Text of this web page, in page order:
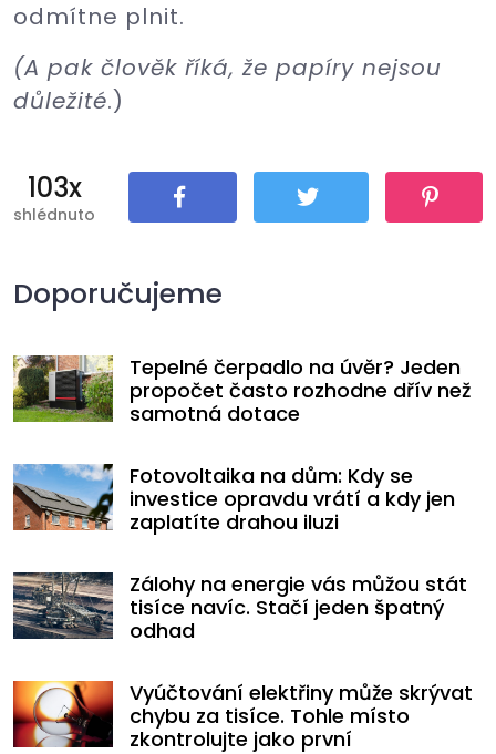
odmítne plnit.
(A pak člověk říká, že papíry nejsou
důležité.)
103x
shlédnuto
Doporučujeme
Tepelné čerpadlo na úvěr? Jeden
propočet často rozhodne dřív než
samotná dotace
Fotovoltaika na dům: Kdy se
investice opravdu vrátí a kdy jen
zaplatíte drahou iluzi
Zálohy na energie vás můžou stát
tisíce navíc. Stačí jeden špatný
odhad
Vyúčtování elektřiny může skrývat
chybu za tisíce. Tohle místo
zkontrolujte jako první